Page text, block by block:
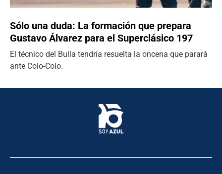
Sólo una duda: La formación que prepara
Gustavo Álvarez para el Superclásico 197
El técnico del Bulla tendría resuelta la oncena que parará
ante Colo-Colo.